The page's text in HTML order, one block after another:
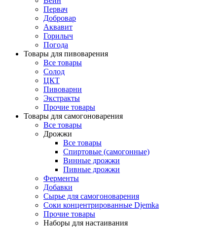
Первач
Добровар
Аквавит
Горилыч
Погода
Товары для пивоварения
Все товары
Солод
ЦКТ
Пивоварни
Экстракты
Прочие товары
Товары для самогоноварения
Все товары
Дрожжи
Все товары
Спиртовые (самогонные)
Винные дрожжи
Пивные дрожжи
Ферменты
Добавки
Сырье для самогоноварения
Соки концентрированные Djemka
Прочие товары
Наборы для настаивания